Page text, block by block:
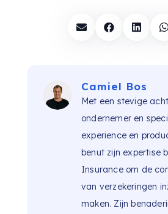
   
Camiel Bos
Met een stevige
ondernemer en
experience en
benut zijn expertise
Insurance om de
van verzekeringen
maken. Zijn